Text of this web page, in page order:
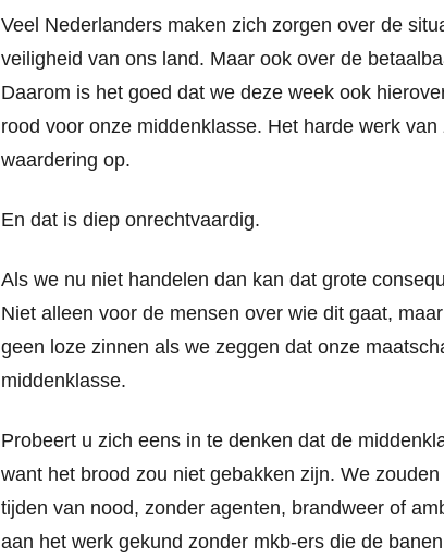
Veel Nederlanders maken zich zorgen over de
veiligheid van ons land. Maar ook over de
Daarom is het goed dat we deze week ook
rood voor onze middenklasse. Het harde werk
waardering op.
En dat is diep onrechtvaardig.
Als we nu niet handelen dan kan dat grote
Niet alleen voor de mensen over wie dit gaat,
geen loze zinnen als we zeggen dat onze
middenklasse.
Probeert u zich eens in te denken dat de
want het brood zou niet gebakken zijn. We
tijden van nood, zonder agenten, brandweer of
aan het werk gekund zonder mkb-ers die de